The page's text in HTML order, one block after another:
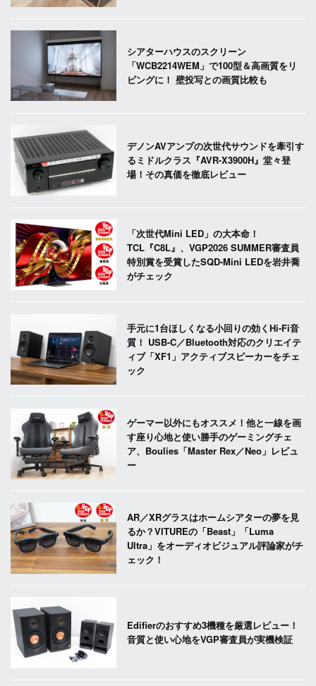
シアターハウスのスクリーン
「WCB2214WEM」で100型＆高画質をリ
ビングに！ 壁投写との画質比較も
デノンAVアンプの次世代サウンドを牽引す
るミドルクラス『AVR-X3900H』堂々登
場！その真価を徹底レビュー
「次世代Mini LED」の大本命！
TCL『C8L』、VGP2026 SUMMER審査員
特別賞を受賞したSQD-Mini LEDを岩井喬
がチェック
手元に1台ほしくなる小回りの効くHi-Fi音
質！ USB-C／Bluetooth対応のクリエイテ
ィブ「XF1」アクティブスピーカーをチェ
ック
ゲーマー以外にもオススメ！他と一線を画
す座り心地と使い勝手のゲーミングチェ
ア、Boulies「Master Rex／Neo」レビュ
ー
AR／XRグラスはホームシアターの夢を見
るか？VITUREの「Beast」「Luma
Ultra」をオーディオビジュアル評論家がチ
ェック！
Edifierのおすすめ3機種を厳選レビュー！
音質と使い心地をVGP審査員が実機検証